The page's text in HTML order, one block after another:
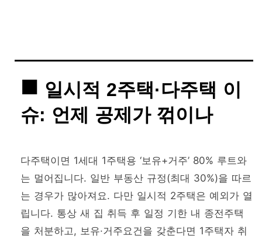
일시적 2주택·다주택 이
슈: 언제 공제가 꺾이나
다주택이면 1세대 1주택용 ‘보유+거주’ 80% 루트와
는 멀어집니다. 일반 부동산 규정(최대 30%)을 따르
는 경우가 많아져요. 다만 일시적 2주택은 예외가 열
립니다. 통상 새 집 취득 후 일정 기한 내 종전주택
을 처분하고, 보유·거주요건을 갖춘다면 1주택자 취